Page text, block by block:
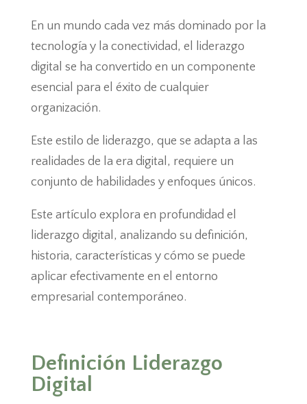
En un mundo cada vez más dominado por la
tecnología y la conectividad, el liderazgo
digital se ha convertido en un componente
esencial para el éxito de cualquier
organización.
Este estilo de liderazgo, que se adapta a las
realidades de la era digital, requiere un
conjunto de habilidades y enfoques únicos.
Este artículo explora en profundidad el
liderazgo digital, analizando su definición,
historia, características y cómo se puede
aplicar efectivamente en el entorno
empresarial contemporáneo.
Definición Liderazgo
Digital